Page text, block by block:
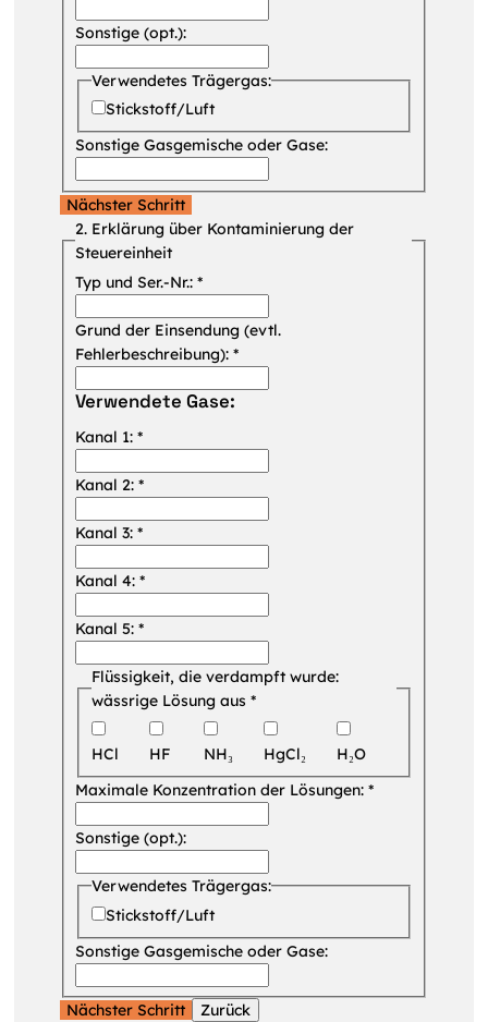
Sonstige (opt.):
Verwendetes Trägergas:
Stickstoff/Luft
Sonstige Gasgemische oder Gase:
Nächster Schritt
2. Erklärung über Kontaminierung der
Steuereinheit
Typ und Ser.-Nr.:*
Grund der Einsendung (evtl.
Fehlerbeschreibung):*
Verwendete Gase:
Kanal 1:*
Kanal 2:*
Kanal 3:*
Kanal 4:*
Kanal 5:*
Flüssigkeit, die verdampft wurde:
wässrige Lösung aus *
HCl HF NH₃ HgCl₂
H₂O
Maximale Konzentration der Lösungen:*
Sonstige (opt.):
Verwendetes Trägergas:
Stickstoff/Luft
Sonstige Gasgemische oder Gase:
Nächster Schritt
Zurück